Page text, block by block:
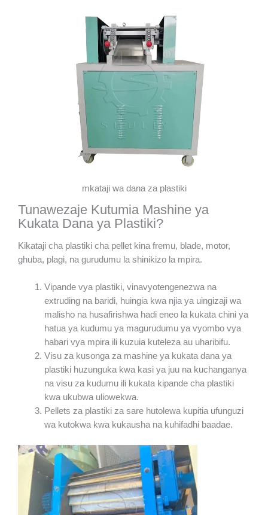
mkataji wa dana za plastiki
Tunawezaje Kutumia Mashine ya
Kukata Dana ya Plastiki?
Kikataji cha plastiki cha pellet kina fremu, blade, motor,
ghuba, plagi, na gurudumu la shinikizo la mpira.
Vipande vya plastiki, vinavyotengenezwa na
extruding na baridi, huingia kwa njia ya uingizaji wa
malisho na husafirishwa hadi eneo la kukata chini ya
hatua ya kudumu ya magurudumu ya vyombo vya
habari vya mpira ili kuzuia kuteleza au uharibifu.
Visu za kusonga za mashine ya kukata dana ya
plastiki huzunguka kwa kasi ya juu na kuchanganya
na visu za kudumu ili kukata kipande cha plastiki
kwa ukubwa uliowekwa.
Pellets za plastiki za sare hutolewa kupitia ufunguzi
wa kutokwa kwa kukausha na kuhifadhi baadae.